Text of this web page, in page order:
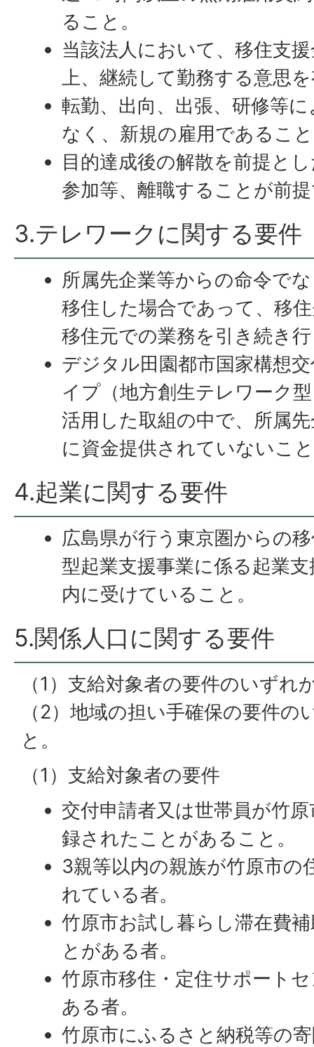
ること。
当該法人において、移住支
上、継続して勤務する意思
転勤、出向、出張、研修等
なく、新規の雇用であるこ
目的達成後の解散を前提と
参加等、離職することが前
3.テレワークに関する要件
所属先企業等からの命令で
移住した場合であって、移
移住元での業務を引き続き
デジタル田園都市国家構想
イプ（地方創生テレワーク
活用した取組の中で、所属
に資金提供されていないこ
4.起業に関する要件
広島県が行う東京圏からの
型起業支援事業に係る起業
内に受けていること。
5.関係人口に関する要件
（1）支給対象者の要件のいずれ
（2）地域の担い手確保の要件
と。
（1）支給対象者の要件
交付申請者又は世帯員が竹
録されたことがあること。
3親等以内の親族が竹原市の
れている者。
竹原市お試し暮らし滞在費
とがある者。
竹原市移住・定住サポート
ある者。
竹原市にふるさと納税等の